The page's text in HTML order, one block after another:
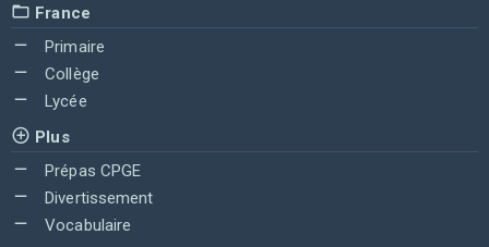
France
Primaire
Collège
Lycée
Plus
Prépas CPGE
Divertissement
Vocabulaire